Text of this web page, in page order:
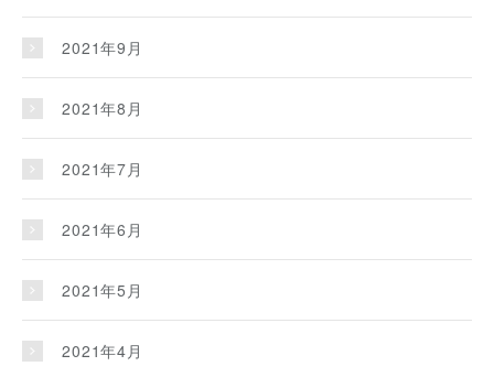
2021年9月
2021年8月
2021年7月
2021年6月
2021年5月
2021年4月